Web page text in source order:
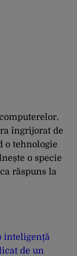
îngrijorat de
o tehnologie
o specie
răspuns la
inteligență
de un